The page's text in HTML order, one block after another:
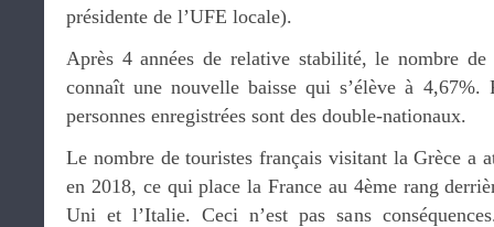
présidente de l’UFE locale).
Après 4 années de relative stabilité, le nombre de
connaît une nouvelle baisse qui s’élève à
personnes enregistrées sont des double-nationaux.
Le nombre de touristes français visitant la Grèce a
en 2018, ce qui place la France au 4ème rang
Uni et l’Italie. Ceci n’est pas sans